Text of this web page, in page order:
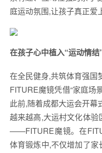
庭运动氛围,让孩子真正爱
在孩子心中植入“运动情结
在全民健身,共筑体育强国
FITURE魔镜凭借“家庭场
此前,随着成都大运会开幕
越来越高,大运村文化体
——FITURE魔镜。在
体育锻炼中,不仅增加了